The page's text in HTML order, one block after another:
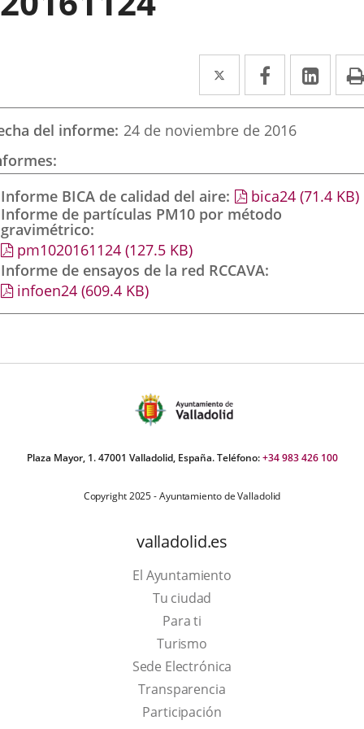
Twitter
Enlace
a
una
externa.
Facebook
Enlace
a
una
externa.
a
del informe 24 de noviembre de 2016
Informe BICA de calidad del aire
bica24 (71.4 KB)
Informe de partículas PM10 por método
gravimétrico
pm1020161124 (127.5 KB)
Informe de ensayos de la red RCCAVA
infoen24 (609.4 KB)
Plaza Mayor, 1. 47001 Valladolid, España. Teléfono:+34 983 426 100
Copyright 2025 - Ayuntamiento de Valladolid
valladolid.es
El Ayuntamiento
Tu ciudad
Para ti
TurismoThis
link
will
open
Sede Electrónica
Transparencia
Participación